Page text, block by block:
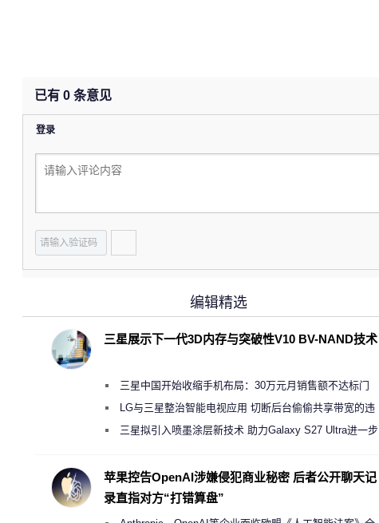
已有 0 条意见
登录
编辑精选
三星展示下一代3D内存与突破性V10 BV-NAND技术
三星中国开始收缩手机布局：30万元月销售额不达标门
店 将被逐步清退
LG与三星整治智能电视应用 切断后台偷偷共享带宽的违
规行为三星拟引入喷墨涂层新技术 助力Galaxy S27 Ultra进一步
苹果控告OpenAI涉嫌侵犯商业秘密 后者公开聊天记
录直指对方“打错算盘”